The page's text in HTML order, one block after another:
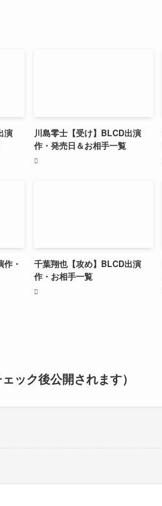
演
川島零士【受け】BLCD出演
作・発売日＆お相手一覧
・
千葉翔也【攻め】BLCD出演
作・お相手一覧
ック後公開されます）